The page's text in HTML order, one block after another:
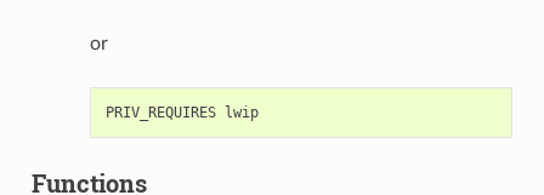
or
PRIV_REQUIRES lwip
Functions